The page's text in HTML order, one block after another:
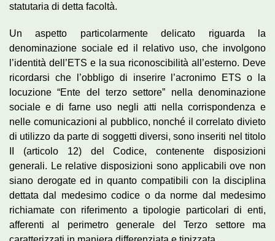
statutaria di detta facoltà.
Un aspetto particolarmente delicato riguarda la
denominazione sociale ed il relativo uso, che involgono
l’identità dell’ETS e la sua riconoscibilità all’esterno. Deve
ricordarsi che l’obbligo di inserire l’acronimo ETS o la
locuzione “Ente del terzo settore” nella denominazione
sociale e di farne uso negli atti nella corrispondenza e
nelle comunicazioni al pubblico, nonché il correlato divieto
di utilizzo da parte di soggetti diversi, sono inseriti nel titolo
II (articolo 12) del Codice, contenente disposizioni
generali. Le relative disposizioni sono applicabili ove non
siano derogate ed in quanto compatibili con la disciplina
dettata dal medesimo codice o da norme dal medesimo
richiamate con riferimento a tipologie particolari di enti,
afferenti al perimetro generale del Terzo settore ma